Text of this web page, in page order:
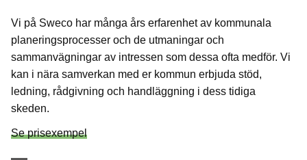
Vi på Sweco har många års erfarenhet av kommunala
planeringsprocesser och de utmaningar och
sammanvägningar av intressen som dessa ofta medför. Vi
kan i nära samverkan med er kommun erbjuda stöd,
ledning, rådgivning och handläggning i dess tidiga
skeden.
Se prisexempel